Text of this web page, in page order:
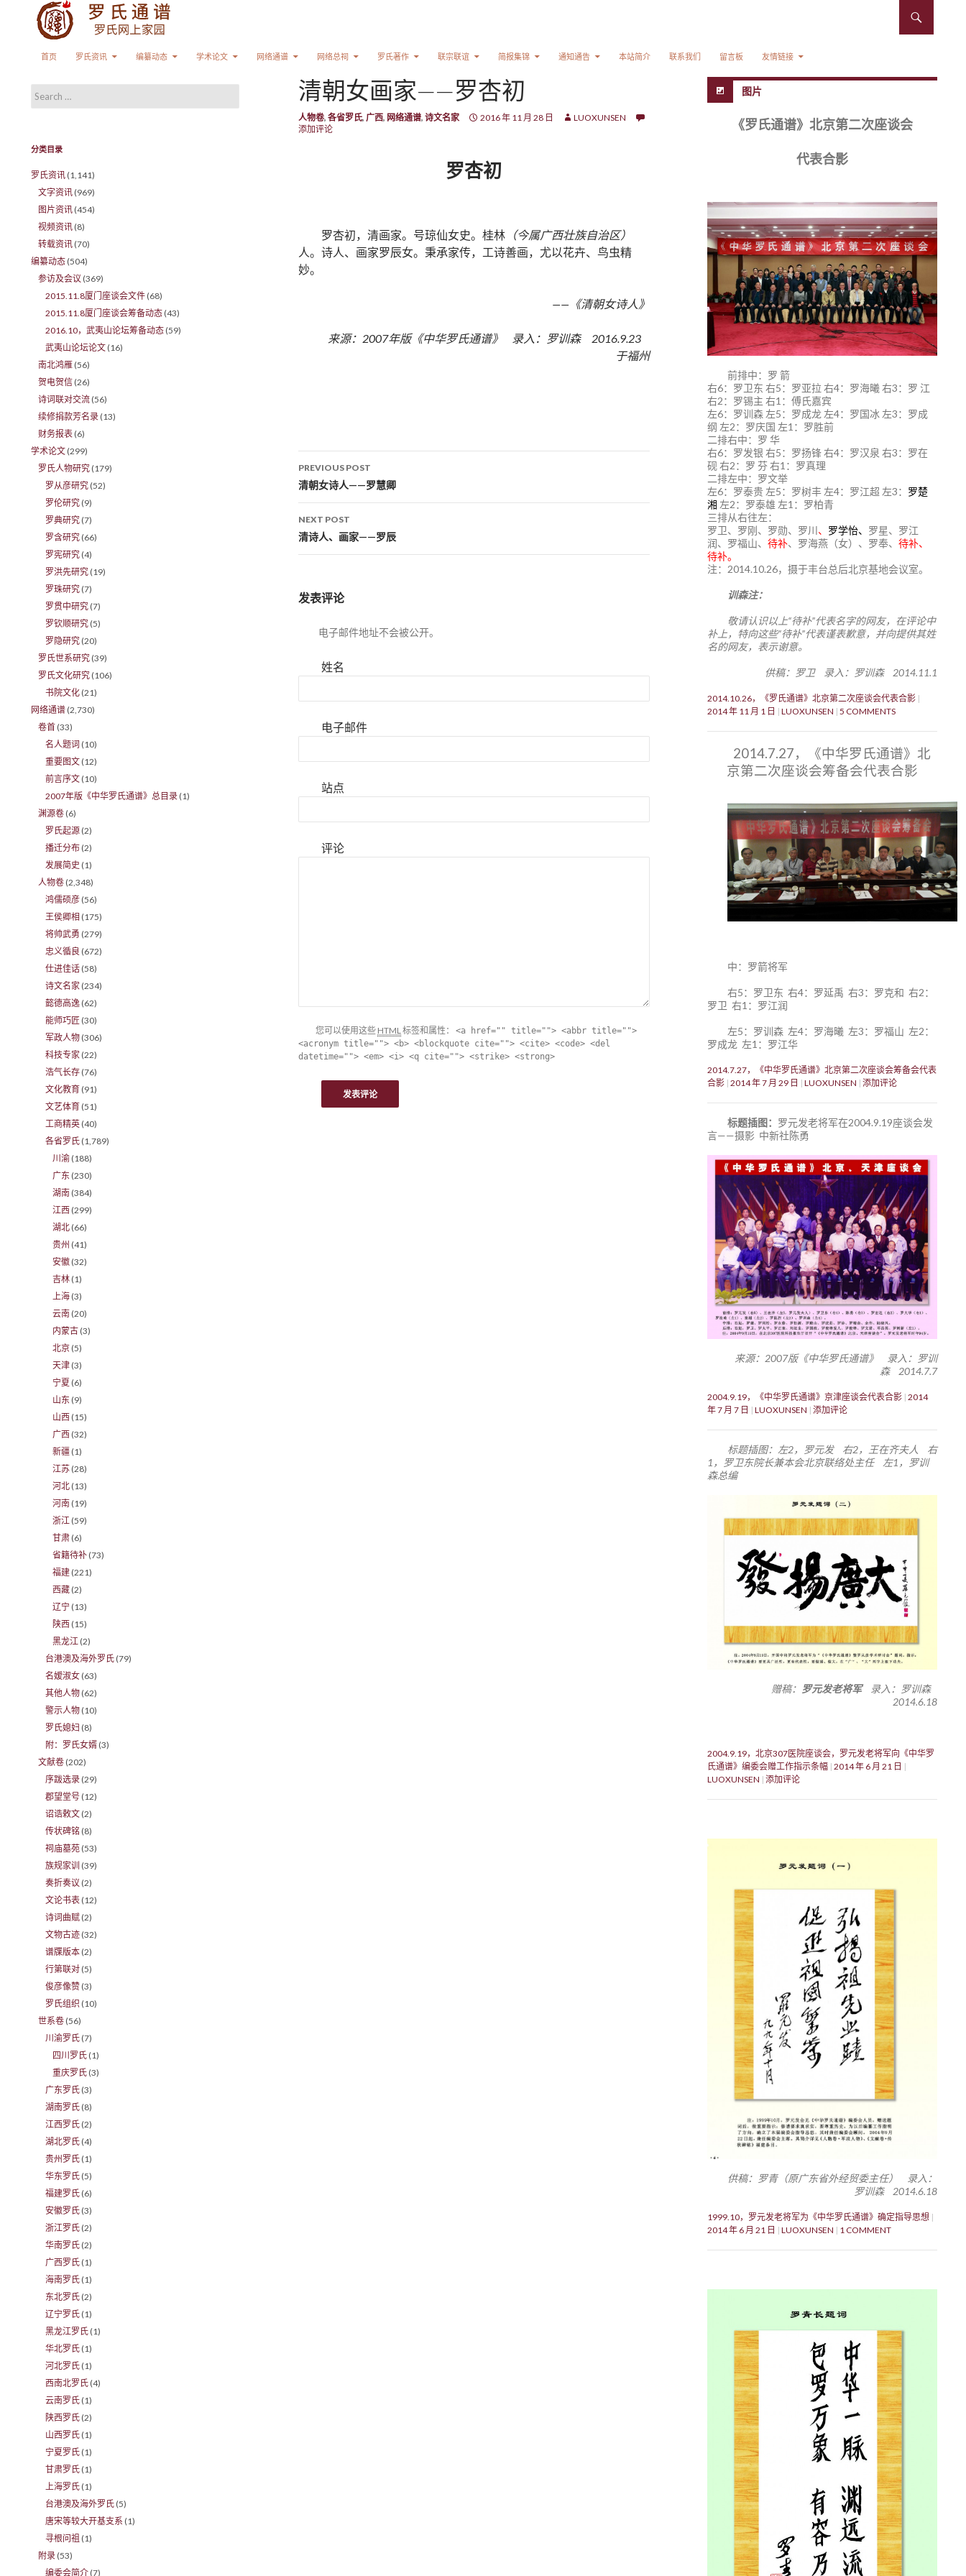
首页
罗氏资讯 编纂动态 学术论文 网络通谱 网络总祠 罗氏著作 联宗联谊 简报集锦 通知通告 本站简介 联系我们 留言板 友情链接
清朝女画家——罗杏初
人物卷, 各省罗氏, 广西, 网络通谱, 诗文名家 2016 年 11 月 28 日
LUOXUNSEN
添加评论
罗杏初
罗杏初，清画家。号琼仙女史。桂林 （今属广西壮族自治区）
人。诗人、画家罗辰女。秉承家传，工诗善画，尤以花卉、鸟虫精
妙。
——《清朝女诗人》
来源：2007年版《中华罗氏通谱》 录入：罗训森 2016.9.23
于福州
Post navigation
PREVIOUS POST
清朝女诗人——罗慧卿
NEXT POST
清诗人、画家——罗辰
发表评论
电子邮件地址不会被公开。
姓名
电子邮件
站点
评论
您可以使用这些 HTML标签和属性： <a href="" title=""> <abbr title="">
<acronym title=""> <b> <blockquote cite=""> <cite> <code> <del
datetime=""> <em> <i> <q cite=""> <strike> <strong>
图片
《罗氏通谱》北京第二次座谈会
代表合影
前排中：罗 箭
右6：罗卫东 右5：罗亚拉 右4：罗海曦 右3：罗 江
右2：罗锡主 右1：傅氏嘉宾
左6：罗训森 左5：罗成龙 左4：罗国冰 左3：罗成
纲 左2：罗庆国 左1：罗胜前
二排右中：罗 华
右6：罗发银 右5：罗扬锋 右4：罗汉泉 右3：罗在
砚 右2：罗 芬 右1：罗真理
二排左中：罗文举
左6：罗泰贵 左5：罗树丰 左4：罗江超 左3： 罗楚
湘 左2：罗泰雄 左1：罗柏青
三排从右往左：
罗卫、罗刚、罗勋、罗川、 罗学怡、 罗星、罗江
润、罗福山、 待补、罗海燕（女）、罗奉、 待补、
待补。
注：2014.10.26，摄于丰台总后北京基地会议室。
训森注：
敬请认识以上“待补”代表名字的网友，在评论中
补上，特向这些“待补”代表谨表歉意，并向提供其姓
名的网友，表示谢意。
供稿：罗卫 录入：罗训森 2014.11.1
2014.10.26，《罗氏通谱》北京第二次座谈会代表合影
2014 年 11 月 1 日
LUOXUNSEN 5 COMMENTS
2014.7.27，《中华罗氏通谱》北
京第二次座谈会筹备会代表合影
中：罗箭将军
右5：罗卫东 右4：罗延禹 右3：罗克和 右2：
罗卫 右1：罗江润
左5：罗训森 左4：罗海曦 左3：罗福山 左2：
罗成龙 左1：罗江华
2014.7.27，《中华罗氏通谱》北京第二次座谈会筹备会代表
合影 2014 年 7 月 29 日 LUOXUNSEN 添加评论
标题插图： 罗元发老将军在2004.9.19座谈会发
言——摄影 中新社陈勇
来源：2007版《中华罗氏通谱》 录入：罗训
森 2014.7.7
2004.9.19，《中华罗氏通谱》京津座谈会代表合影 2014
年 7 月 7 日
LUOXUNSEN 添加评论
标题插图：左2，罗元发 右2，王在齐夫人 右
1，罗卫东院长兼本会北京联络处主任 左1，罗训
森总编
赠稿： 罗元发老将军录入：罗训森
2014.6.18
2004.9.19，北京307医院座谈会，罗元发老将军向《中华罗
氏通谱》编委会赠工作指示条幅 2014 年 6 月 21 日
LUOXUNSEN 添加评论
供稿：罗青（原广东省外经贸委主任） 录入：
罗训森 2014.6.18
1999.10，罗元发老将军为《中华罗氏通谱》确定指导思想
2014 年 6 月 21 日
LUOXUNSEN 1 COMMENT
Search for:
分类目录
罗氏资讯 (1,141)
文字资讯 (969)
图片资讯 (454)
视频资讯 (8)
转载资讯 (70)
编纂动态 (504)
参访及会议 (369)
2015.11.8厦门座谈会文件 (68)
2015.11.8厦门座谈会筹备动态 (43)
2016.10，武夷山论坛筹备动态 (59)
武夷山论坛论文 (16)
南北鸿雁 (56)
贺电贺信 (26)
诗词联对交流 (56)
续修捐款芳名录 (13)
财务报表 (6)
学术论文 (299)
罗氏人物研究 (179)
罗从彦研究 (52)
罗伦研究 (9)
罗典研究 (7)
罗含研究 (66)
罗宪研究 (4)
罗洪先研究 (19)
罗珠研究 (7)
罗贯中研究 (7)
罗钦顺研究 (5)
罗隐研究 (20)
罗氏世系研究 (39)
罗氏文化研究 (106)
书院文化 (21)
网络通谱 (2,730)
卷首 (33)
名人题词 (10)
重要图文 (12)
前言序文 (10)
2007年版《中华罗氏通谱》总目录 (1)
渊源卷 (6)
罗氏起源 (2)
播迁分布 (2)
发展简史 (1)
人物卷 (2,348)
鸿儒硕彦 (56)
王侯卿相 (175)
将帅武勇 (279)
忠义循良 (672)
仕进佳话 (58)
诗文名家 (234)
懿德高逸 (62)
能师巧匠 (30)
军政人物 (306)
科技专家 (22)
浩气长存 (76)
文化教育 (91)
文艺体育 (51)
工商精英 (40)
各省罗氏 (1,789)
川渝 (188)
广东 (230)
湖南 (384)
江西 (299)
湖北 (66)
贵州 (41)
安徽 (32)
吉林 (1)
上海 (3)
云南 (20)
内蒙古 (3)
北京 (5)
天津 (3)
宁夏 (6)
山东 (9)
山西 (15)
广西 (32)
新疆 (1)
江苏 (28)
河北 (13)
河南 (19)
浙江 (59)
甘肃 (6)
省籍待补 (73)
福建 (221)
西藏 (2)
辽宁 (13)
陕西 (15)
黑龙江 (2)
台港澳及海外罗氏 (79)
名嫒淑女 (63)
其他人物 (62)
警示人物 (10)
罗氏媳妇 (8)
附：罗氏女婿 (3)
文献卷 (202)
序跋选录 (29)
郡望堂号 (12)
诏诰敕文 (2)
传状碑铭 (8)
祠庙墓苑 (53)
族规家训 (39)
奏折奏议 (2)
文论书表 (12)
诗词曲赋 (2)
文物古迹 (32)
谱牒版本 (2)
行第联对 (5)
俊彦像赞 (3)
罗氏组织 (10)
世系卷 (56)
川渝罗氏 (7)
四川罗氏 (1)
重庆罗氏 (3)
广东罗氏 (3)
湖南罗氏 (8)
江西罗氏 (2)
湖北罗氏 (4)
贵州罗氏 (1)
华东罗氏 (5)
福建罗氏 (6)
安徽罗氏 (3)
浙江罗氏 (2)
华南罗氏 (2)
广西罗氏 (1)
海南罗氏 (1)
东北罗氏 (2)
辽宁罗氏 (1)
黑龙江罗氏 (1)
华北罗氏 (1)
河北罗氏 (1)
西南北罗氏 (4)
云南罗氏 (1)
陕西罗氏 (2)
山西罗氏 (1)
宁夏罗氏 (1)
甘肃罗氏 (1)
上海罗氏 (1)
台港澳及海外罗氏 (5)
唐宋等较大开基支系 (1)
寻根问祖 (1)
附录 (53)
编委会简介 (7)